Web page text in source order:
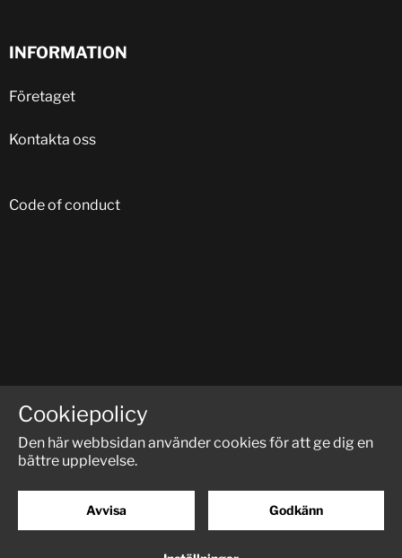
INFORMATION
Företaget
Kontakta oss
Code of conduct
Powered byCreamarketing WebAdmin 5
Cookiepolicy
Den här webbsidan använder cookies för att ge dig en
bättre upplevelse.
Avvisa Godkänn